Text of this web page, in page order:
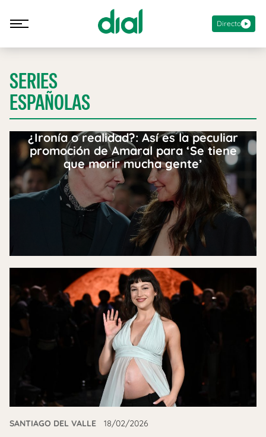
Directo
SERIES
ESPAÑOLAS
¿Ironía o realidad?: Así es la peculiar
promoción de Amaral para ‘Se tiene
que morir mucha gente’
SANTIAGO DEL VALLE 18/02/2026